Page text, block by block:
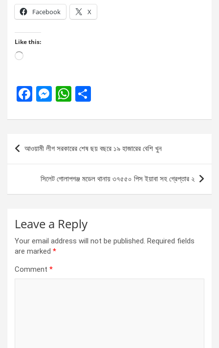
Facebook X
Like this:
Loading…
F
ce
b
o
M
se
g
er
W
at
A
p
p
ar
Post
navigation
আওয়ামী লীগ সরকারের শেষ ছয় বছরে ১৯ হাজারের বেশি খুন
সিলেট গোলাপগঞ্জ মডেল থানায় ৩৭৫৫০ পিস ইয়াবা সহ গ্রেপ্তার ২
Leave a Reply
Your email address will not be published. Required fields
are marked *
Comment *